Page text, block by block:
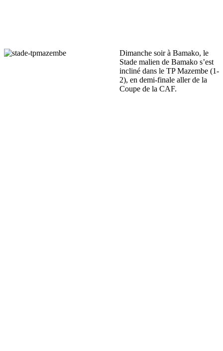
Dimanche soir à Bamako, le
Stade malien de Bamako s’est
incliné dans le TP Mazembe (1-
2), en demi-finale aller de la
Coupe de la CAF.